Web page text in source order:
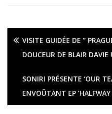
VISITE GUIDÉE DE ”
DOUCEUR DE BLAIR DAVIE !
SONIRI PRÉSENTE ‘OUR
ENVOÛTANT EP ‘HALFWAY